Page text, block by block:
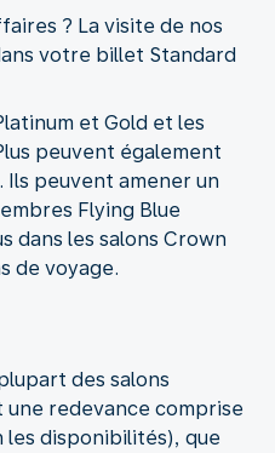
? La visite de nos
votre billet Standard
et Gold et les
peuvent également
peuvent amener un
Flying Blue
dans les salons Crown
de voyage.
des salons
redevance comprise
les disponibilités), que